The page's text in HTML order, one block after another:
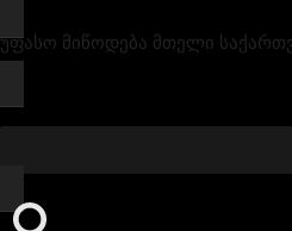
უფასო მიწოდება მთელი